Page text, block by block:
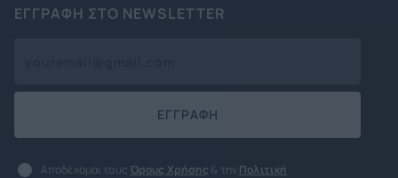
ΕΓΓΡΑΦΗ ΣΤΟ NEWSLETTER
ΕΓΓΡΑΦΗ
Αποδέχομαι τους Όρους Χρήσης & την Πολιτική